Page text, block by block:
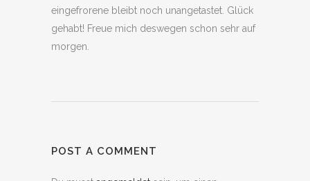
eingefrorene bleibt noch unangetastet. Glück
gehabt! Freue mich deswegen schon sehr auf
morgen.
POST A COMMENT